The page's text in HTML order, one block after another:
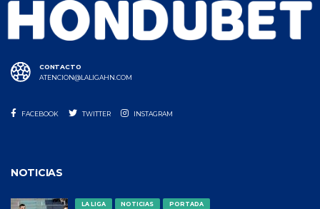
CONTACTO
ATENCION@LALIGAHN.COM
FACEBOOK TWITTER INSTAGRAM
NOTICIAS
LA LIGA NOTICIAS PORTADA